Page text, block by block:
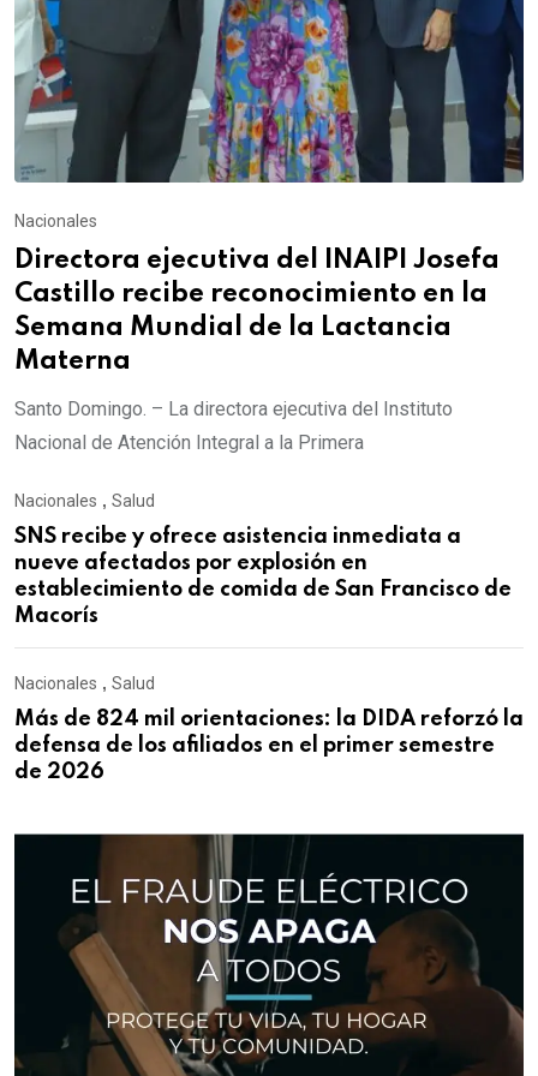
Nacionales
Directora ejecutiva del INAIPI Josefa
Castillo recibe reconocimiento en la
Semana Mundial de la Lactancia
Materna
Santo Domingo. – La directora ejecutiva del Instituto
Nacional de Atención Integral a la Primera
Nacionales , Salud
SNS recibe y ofrece asistencia inmediata a
nueve afectados por explosión en
establecimiento de comida de San Francisco de
Macorís
Nacionales , Salud
Más de 824 mil orientaciones: la DIDA reforzó la
defensa de los afiliados en el primer semestre
de 2026